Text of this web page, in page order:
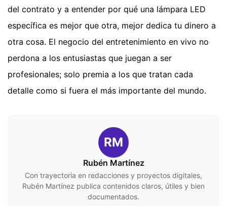
del contrato y a entender por qué una lámpara LED
específica es mejor que otra, mejor dedica tu dinero a
otra cosa. El negocio del entretenimiento en vivo no
perdona a los entusiastas que juegan a ser
profesionales; solo premia a los que tratan cada
detalle como si fuera el más importante del mundo.
RM
Rubén Martínez
Con trayectoria en redacciones y proyectos digitales,
Rubén Martínez publica contenidos claros, útiles y bien
documentados.